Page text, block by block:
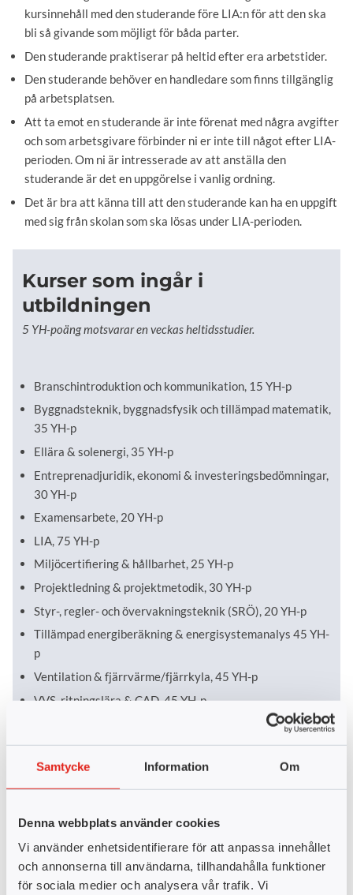
Samtycke Information Om
Denna webbplats använder cookies
Vi använder enhetsidentifierare för att anpassa innehållet
och annonserna till användarna, tillhandahålla funktioner
för sociala medier och analysera vår trafik. Vi
kursinnehåll med den studerande före LIA:n för att den ska
bli så givande som möjligt för båda parter.
Den studerande praktiserar på heltid efter era arbetstider.
Den studerande behöver en handledare som finns tillgänglig
på arbetsplatsen.
Att ta emot en studerande är inte förenat med några avgifter
och som arbetsgivare förbinder ni er inte till något efter LIA-
perioden. Om ni är intresserade av att anställa den
studerande är det en uppgörelse i vanlig ordning.
Det är bra att känna till att den studerande kan ha en uppgift
med sig från skolan som ska lösas under LIA-perioden.
Kurser som ingår i
utbildningen
5 YH-poäng motsvarar en veckas heltidsstudier.
Branschintroduktion och kommunikation, 15 YH-p
Byggnadsteknik, byggnadsfysik och tillämpad matematik,
35 YH-p
Ellära & solenergi, 35 YH-p
Entreprenadjuridik, ekonomi & investeringsbedömningar,
30 YH-p
Examensarbete, 20 YH-p
LIA, 75 YH-p
Miljöcertifiering & hållbarhet, 25 YH-p
Projektledning & projektmetodik, 30 YH-p
Styr-, regler- och övervakningsteknik (SRÖ), 20 YH-p
Tillämpad energiberäkning & energisystemanalys 45 YH-
p
Ventilation & fjärrvärme/fjärrkyla, 45 YH-p
VVS, ritningslära & CAD, 45 YH-p
LIA-perioder
Det ingår en LIA-period på 15 veckor i utbildningen.
tillämpa sina nyvunna kunskaper som han eller hon har läst i de
skolförlagda kurserna.